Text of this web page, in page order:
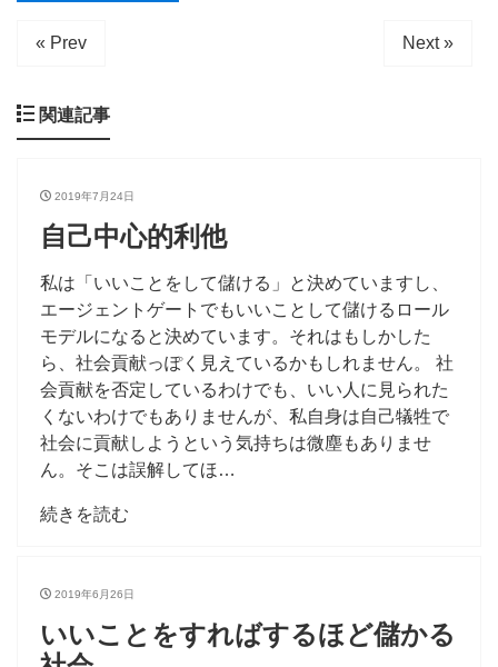
« Prev Next »
関連記事
2019年7月24日
自己中心的利他
私は「いいことをして儲ける」と決めていますし、
エージェントゲートでもいいことして儲けるロール
モデルになると決めています。それはもしかした
ら、社会貢献っぽく見えているかもしれません。 社
会貢献を否定しているわけでも、いい人に見られた
くないわけでもありませんが、私自身は自己犠牲で
社会に貢献しようという気持ちは微塵もありませ
ん。そこは誤解してほ…
続きを読む
2019年6月26日
いいことをすればするほど儲かる